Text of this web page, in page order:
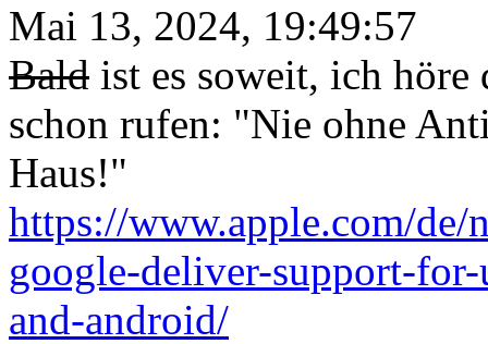
Mai 13, 2024, 19:49:57
Bald ist es soweit, ich höre
schon rufen: "Nie ohne
Haus!"
https://www.apple.com/de/
google-deliver-support-
and-android/